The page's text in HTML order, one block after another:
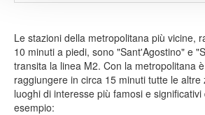
Le stazioni della metropolitana più vicine,
10 minuti a piedi, sono "Sant'Agostino" e
transita la linea M2. Con la metropolitana
raggiungere in circa 15 minuti tutte le altre
luoghi di interesse più famosi e
esempio: